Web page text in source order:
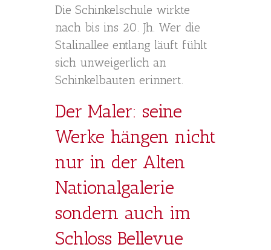
Die Schinkelschule wirkte
nach bis ins 20. Jh. Wer die
Stalinallee entlang läuft fühlt
sich unweigerlich an
Schinkelbauten erinnert.
Der Maler: seine
Werke hängen nicht
nur in der Alten
Nationalgalerie
sondern auch im
Schloss Bellevue